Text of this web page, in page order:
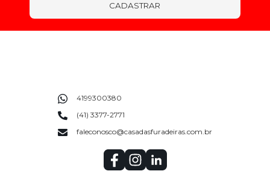
CADASTRAR
4199300380
(41) 3377-2771
faleconosco@casadasfuradeiras.com.br